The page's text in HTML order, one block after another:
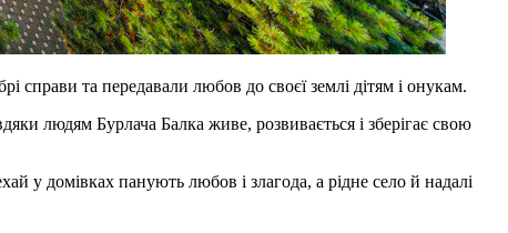
справи та передавали любов до своєї землі дітям і онукам.
людям Бурлача Балка живе, розвивається і зберігає свою
у домівках панують любов і злагода, а рідне село й надалі